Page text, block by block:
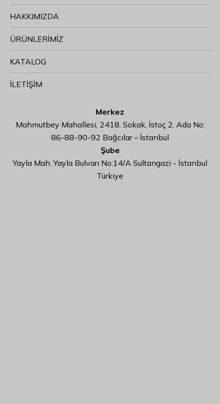
HAKKIMIZDA
ÜRÜNLERİMİZ
KATALOG
İLETİŞİM
Merkez
Mahmutbey Mahallesi, 2418. Sokak, İstoç 2. Ada No:
86-88-90-92 Bağcılar – İstanbul
Şube
Yayla Mah. Yayla Bulvarı No:14/A Sultangazi - İstanbul
Türkiye